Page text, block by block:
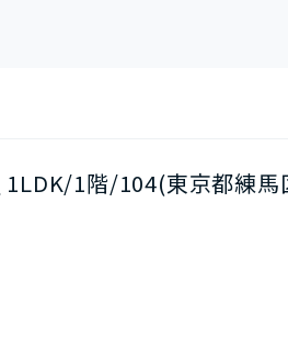
1LDK/1階/104(東京都練馬